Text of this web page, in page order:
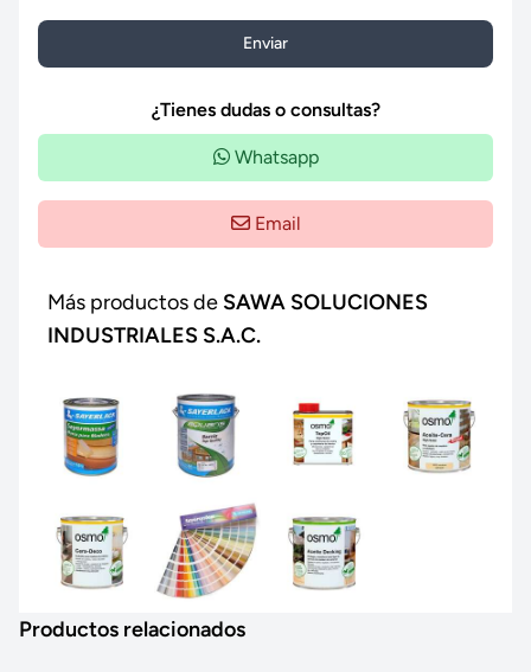
Enviar
¿Tienes dudas o consultas?
Whatsapp
Email
Más productos de SAWA SOLUCIONES
INDUSTRIALES S.A.C.
Productos relacionados